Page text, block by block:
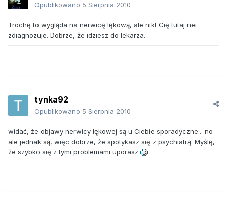
Opublikowano 5 Sierpnia 2010
Trochę to wygląda na nerwicę lękową, ale nikt Cię tutaj nei
zdiagnozuje. Dobrze, że idziesz do lekarza.
tynka92
Opublikowano 5 Sierpnia 2010
widać, że objawy nerwicy lękowej są u Ciebie sporadyczne... no
ale jednak są, więc dobrze, że spotykasz się z psychiatrą. Myślę,
że szybko się z tymi problemami uporasz